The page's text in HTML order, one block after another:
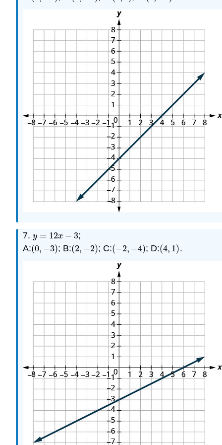
7. y = 12x − 3
y =12x−3
;
A:(0, −3)
(0, −3) ; B:(2, −2)
(2, −2) ; C:(−2, −4)
(−2,−4) ; D:(4, 1)
(4, 1) .